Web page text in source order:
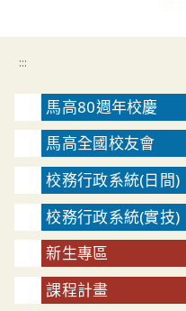
:::
馬高80週年校慶
馬高全國校友會
校務行政系統(日間)
校務行政系統(實技)
新生專區
課程計畫